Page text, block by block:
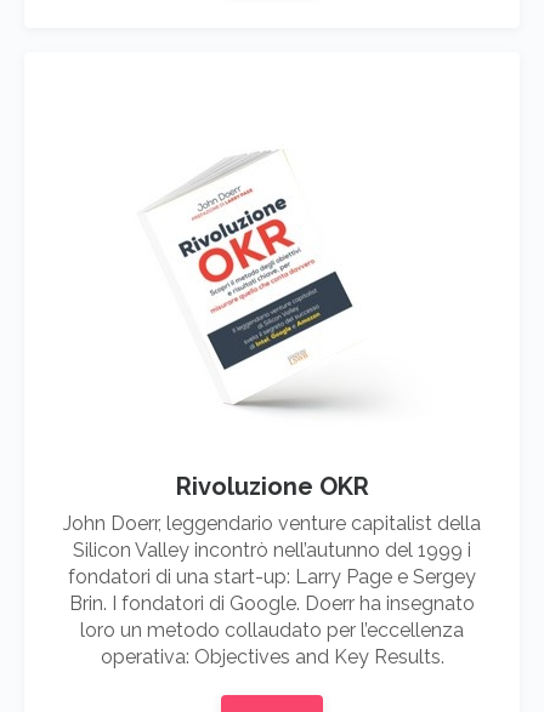
Rivoluzione OKR
John Doerr, leggendario venture capitalist della
Silicon Valley incontrò nell’autunno del 1999 i
fondatori di una start-up: Larry Page e Sergey
Brin. I fondatori di Google. Doerr ha insegnato
loro un metodo collaudato per l’eccellenza
operativa: Objectives and Key Results.